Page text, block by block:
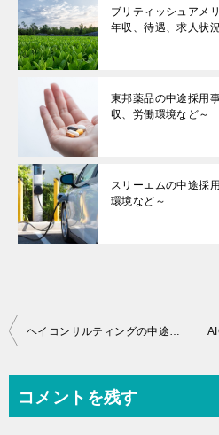
ブリティッシュアメ
年収、待遇、求人状
東邦薬品の中途採用
収、労働環境など～
スリーエムの中途採
環境など～
投
ビ
ヘイコンサルティングの中途採用事情～年収、就労環境など～
コメントを残す